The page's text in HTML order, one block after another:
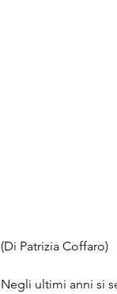
(Di Patrizia Coffaro)
Negli ultimi anni si